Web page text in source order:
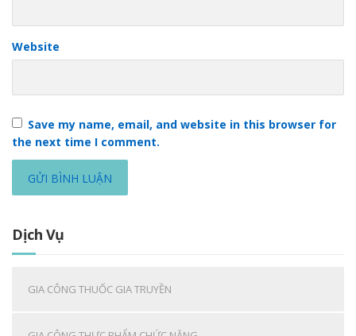
Website
Save my name, email, and website in this browser for
the next time I comment.
Dịch Vụ
GIA CÔNG THUỐC GIA TRUYỀN